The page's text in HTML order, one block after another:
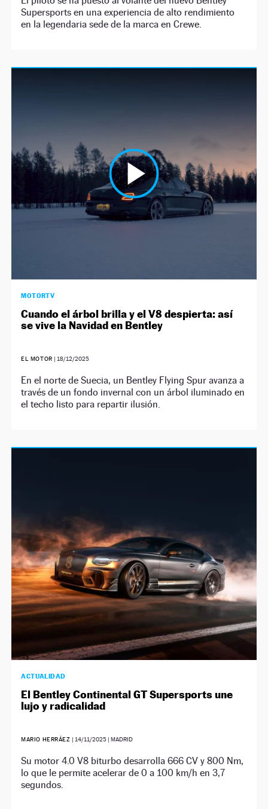
Supersports en una experiencia de alto rendimiento
en la legendaria sede de la marca en Crewe.
MOTORTV
Cuando el árbol brilla y el V8 despierta: así
se vive la Navidad en Bentley
EL MOTOR | 18/12/2025
En el norte de Suecia, un Bentley Flying Spur avanza a
través de un fondo invernal con un árbol iluminado en
el techo listo para repartir ilusión.
ACTUALIDAD
El Bentley Continental GT Supersports une
lujo y radicalidad
MARIO HERRÁEZ | 14/11/2025 | MADRID
Su motor 4.0 V8 biturbo desarrolla 666 CV y 800 Nm,
lo que le permite acelerar de 0 a 100 km/h en 3,7
segundos.